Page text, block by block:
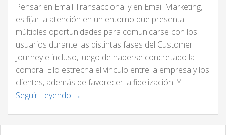
Pensar en Email Transaccional y en Email Marketing,
es fijar la atención en un entorno que presenta
múltiples oportunidades para comunicarse con los
usuarios durante las distintas fases del Customer
Journey e incluso, luego de haberse concretado la
compra. Ello estrecha el vínculo entre la empresa y los
clientes, además de favorecer la fidelización. Y …
Seguir Leyendo →